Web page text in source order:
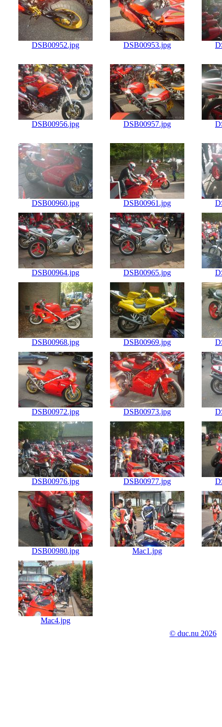
DSB00952.jpg DSB00953.jpg
DSB00956.jpg DSB00957.jpg
DSB00960.jpg DSB00961.jpg
DSB00964.jpg DSB00965.jpg
DSB00968.jpg DSB00969.jpg
DSB00972.jpg DSB00973.jpg
DSB00976.jpg DSB00977.jpg
DSB00980.jpg Mac1.jpg
Mac4.jpg
© duc.nu 2026